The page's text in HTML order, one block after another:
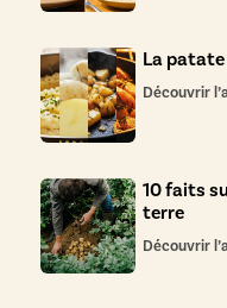
La
Découvrir
10 faits
terre
Découvrir